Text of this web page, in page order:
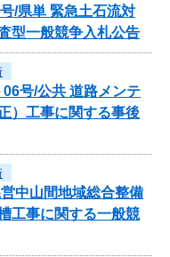
/県単 緊急土石流対
型一般競争入札公告
06号/公共 道路メンテ
）工事に関する事後
中山間地域総合整備
事に関する一般競